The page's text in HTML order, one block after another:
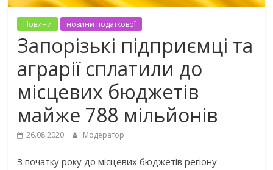
Новини новини податкової
Запорізькі підприємці та
аграрії сплатили до
місцевих бюджетів
майже 788 мільйонів
26.08.2020 Модератор
З початку року до місцевих бюджетів регіону